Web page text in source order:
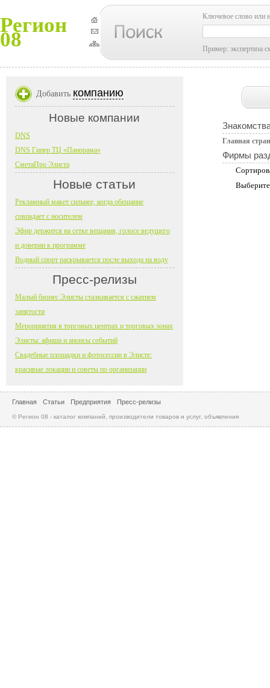
Регион
08
Ключевое слово или
Пример: экспертиза
Главная
Фирмы
Добавить компанию
Новые компании
DNS
DNS Гипер ТЦ «Панорама»
СметаПро Элиста
Новые статьи
Рекламный макет сильнее, когда обещание
совпадает с носителем
Эфир держится на сетке вещания, голосе ведущего
и доверии к программе
Водный спорт раскрывается после выхода на воду
Пресс-релизы
Малый бизнес Элисты сталкивается с сжатием
занятости
Мероприятия в торговых центрах и торговых зонах
Элисты: афиша и анонсы событий
Свадебные площадки и фотосессии в Элисте:
красивые локации и советы по организации
Главная Статьи Предприятия Пресс-релизы
© Регион 08 - каталог компаний, производители товаров и услуг, объявления